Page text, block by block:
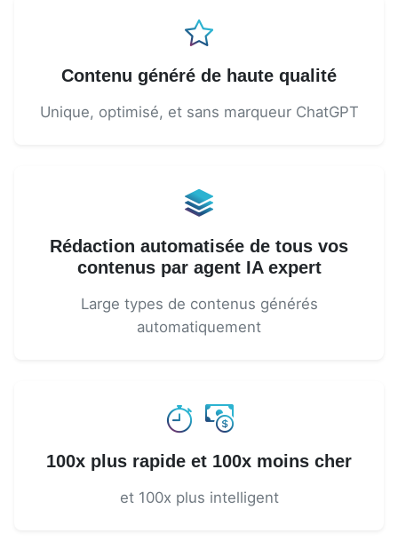
Contenu généré de haute qualité
Unique, optimisé, et sans marqueur ChatGPT
Rédaction automatisée de tous vos
contenus par agent IA expert
Large types de contenus générés
automatiquement
100x plus rapide et 100x moins cher
et 100x plus intelligent